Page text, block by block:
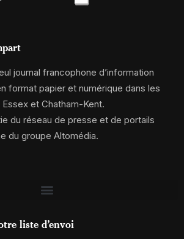
journal francophone d’information
format papier et numérique dans les
et Chatham-Kent.
du réseau de presse et de portails
du groupe Altomédia.
liste d’envoi